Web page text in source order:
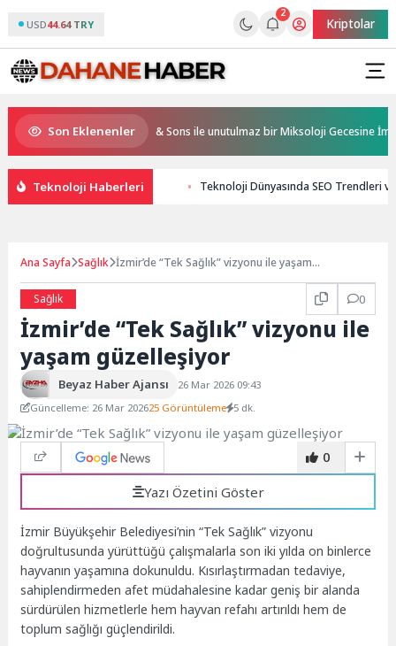
USD44.64 TRY
2
Kriptolar
Son Eklenenler
Ödüllü bar Panda & Sons ile unutulmaz bir Miksoloji Gecesine İmza
Teknoloji Haberleri Teknoloji Dünyasında SEO Trendleri
Ana Sayfa Sağlık İzmir’de “Tek Sağlık” vizyonu ile yaşam
Sağlık
0
İzmir’de “Tek Sağlık” vizyonu ile
yaşam güzelleşiyor
Beyaz Haber Ajansı
26 Mar 2026 09:43
Güncelleme: 26 Mar 202625 Görüntüleme 5 dk.
0
Yazı Özetini Göster
İzmir Büyükşehir Belediyesi’nin “Tek Sağlık” vizyonu
doğrultusunda yürüttüğü çalışmalarla son iki yılda on binlerce
hayvanın yaşamına dokunuldu. Kısırlaştırmadan tedaviye,
sahiplendirmeden afet müdahalesine kadar geniş bir alanda
sürdürülen hizmetlerle hem hayvan refahı artırıldı hem de
toplum sağlığı güçlendirildi.